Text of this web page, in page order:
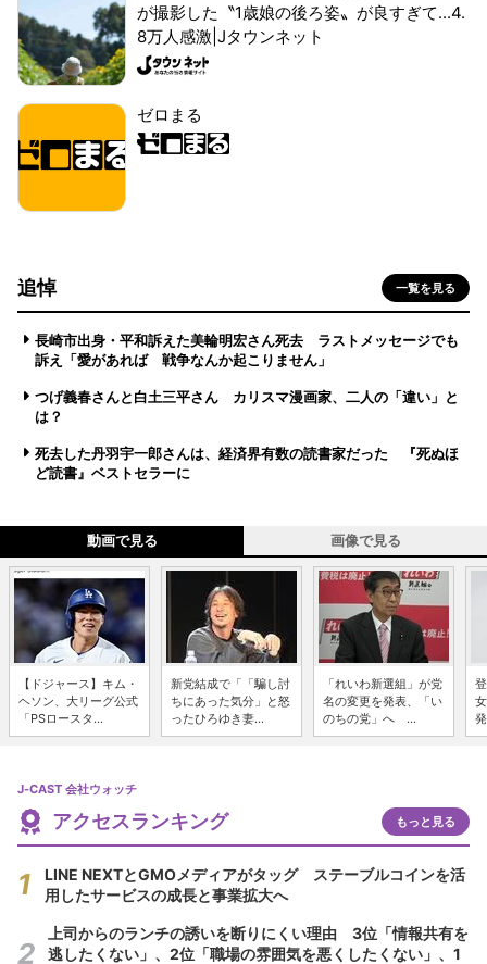
が撮影した〝1歳娘の後ろ姿〟が良すぎて...4.
8万人感激|Jタウンネット
ゼロまる
追悼 一覧を見る
長崎市出身・平和訴えた美輪明宏さん死去 ラストメッセージでも
訴え「愛があれば 戦争なんか起こりません」
つげ義春さんと白土三平さん カリスマ漫画家、二人の「違い」と
は？
死去した丹羽宇一郎さんは、経済界有数の読書家だった 『死ぬほ
ど読書』ベストセラーに
動画で見る 画像で見る
【ドジャース】キム・
ヘソン、大リーグ公式
「PSロースタ...
新党結成で「「騙し討
ちにあった気分」と怒
ったひろゆき妻...
「れいわ新選組」が党
名の変更を発表、「い
のちの党」へ ...
J-CAST 会社ウォッチ
アクセスランキング もっと見る
LINE NEXTとGMOメディアがタッグ ステーブルコインを活
用したサービスの成長と事業拡大へ
上司からのランチの誘いを断りにくい理由 3位「情報共有を
逃したくない」、2位「職場の雰囲気を悪くしたくない」、1